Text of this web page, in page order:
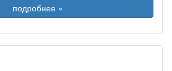
подробнее »